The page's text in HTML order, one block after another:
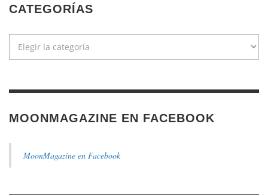
CATEGORÍAS
MOONMAGAZINE EN FACEBOOK
MoonMagazine en Facebook